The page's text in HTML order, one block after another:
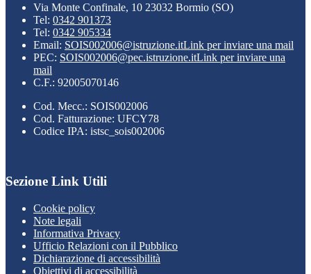
Via Monte Confinale, 10 23032 Bormio (SO)
Tel: 0342 901373
Tel: 0342 905334
Email: SOIS002006@istruzione.itLink per inviare una mail
PEC: SOIS002006@pec.istruzione.itLink per inviare una
mail
C.F.: 92005070146
Cod. Mecc.: SOIS002006
Cod. Fatturazione: UFCY78
Codice IPA: istsc_sois002006
Sezione Link Utili
Cookie policy
Note legali
Informativa Privacy
Ufficio Relazioni con il Pubblico
Dichiarazione di accessibilità
Obiettivi di accessibilità